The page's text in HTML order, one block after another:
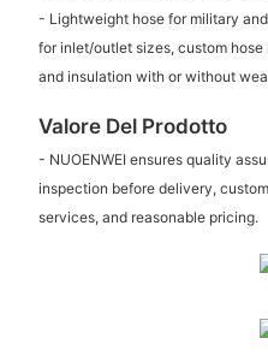
- Lightweight hose for military
for inlet/outlet sizes, custom
and insulation with or without
Valore Del Prodotto
- NUOENWEI ensures quality
inspection before delivery,
services, and reasonable pricing.